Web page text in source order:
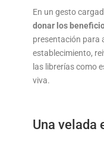
En un gesto
donar los
presentación para
establecimiento,
las librerías como
viva.
Una velada